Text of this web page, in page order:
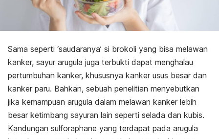
Sama seperti ‘saudaranya’ si brokoli yang bisa melawan
kanker, sayur arugula juga terbukti dapat menghalau
pertumbuhan kanker, khususnya kanker usus besar dan
kanker paru. Bahkan, sebuah penelitian menyebutkan
jika kemampuan arugula dalam melawan kanker lebih
besar ketimbang sayuran lain seperti selada dan kubis.
Kandungan sulforaphane yang terdapat pada arugula